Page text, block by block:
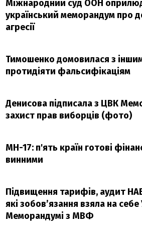
Міжнародний суд ООН
український меморандум про
агресії
Тимошенко домовилася з
протидіяти фальсифікаціям
Денисова підписала з ЦВК
захист прав виборців (фото)
МН-17: п'ять країн готові
винними
Підвищення тарифів, аудит
які зобов’язання взяла на себе
Меморандумі з МВФ